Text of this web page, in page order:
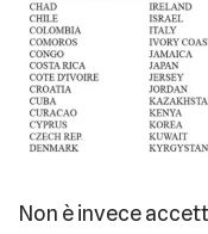
Non è invece